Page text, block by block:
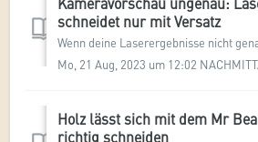
schneidet nur mit Versatz
Mo, 21 Aug, 2023 um 12:02
Holz lässt sich mit dem Mr
richtig schneiden